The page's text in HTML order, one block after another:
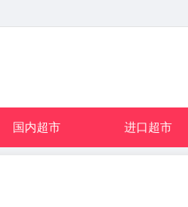
国内超市 进口超市